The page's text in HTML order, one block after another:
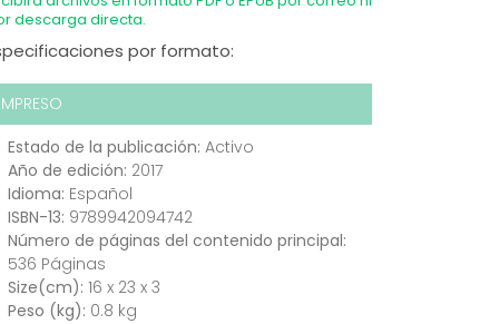
descarga directa.
por formato:
Estado de la publicación: Activo
Año de edición: 2017
Idioma: Español
ISBN-13: 9789942094742
Número de páginas del contenido principal:
536 Páginas
Size(cm): 16 x 23 x 3
Peso (kg): 0.8 kg